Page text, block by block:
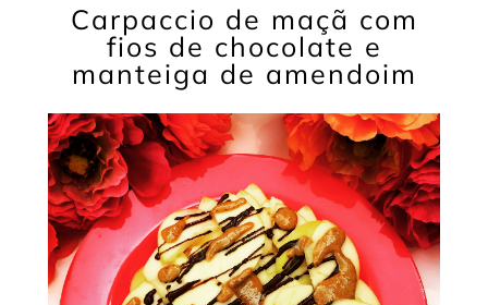
Carpaccio de maçã com
fios de chocolate e
manteiga de amendoim